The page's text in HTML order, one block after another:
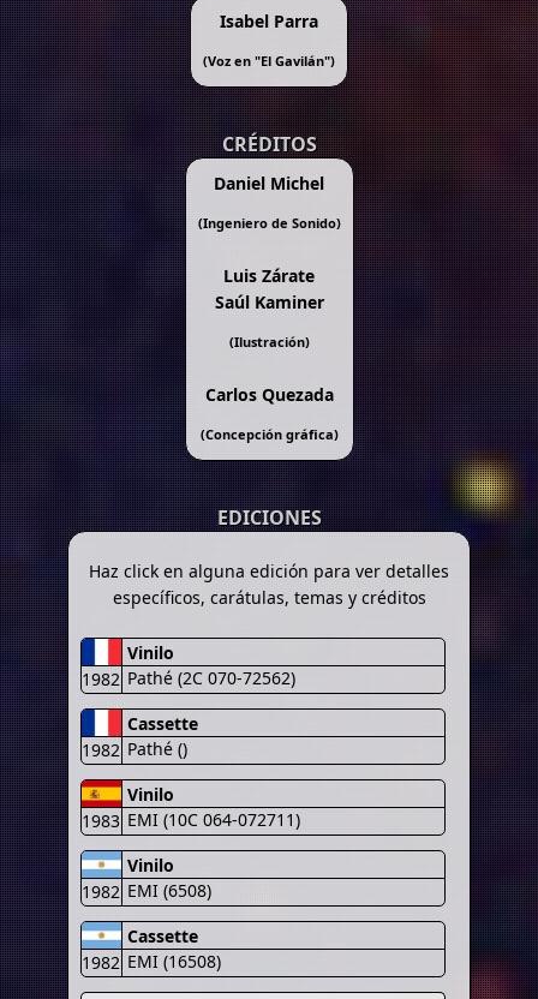
Isabel Parra
(Voz en "El Gavilán")
CRÉDITOS
Daniel Michel
(Ingeniero de Sonido)
Luis Zárate
Saúl Kaminer
(Ilustración)
Carlos Quezada
(Concepción gráfica)
EDICIONES
Haz click en alguna edición para ver detalles
específicos, carátulas, temas y créditos
1982
Vinilo
Pathé (2C 070-72562)
1982
Cassette
Pathé ()
1983
Vinilo
EMI (10C 064-072711)
1982
Vinilo
EMI (6508)
1982
Cassette
EMI (16508)